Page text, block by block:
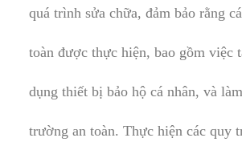
quá trình sửa chữa, đảm bảo rằng
toàn được thực hiện, bao gồm việc
dụng thiết bị bảo hộ cá nhân, và
trường an toàn. Thực hiện các quy